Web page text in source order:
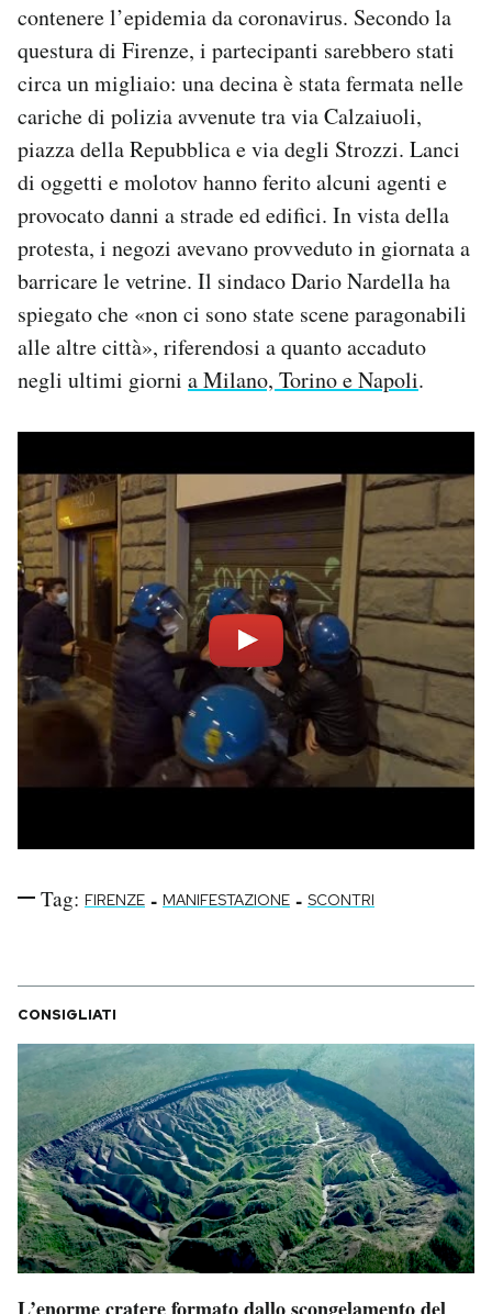
AREA PERSONALE
Area Personale
Newsletter
Notifiche mobile
Regala il Post
Hai bisogno di aiuto?
Esci
contenere l’epidemia da coronavirus. Secondo la
questura di Firenze, i partecipanti sarebbero stati
circa un migliaio: una decina è stata fermata nelle
cariche di polizia avvenute tra via Calzaiuoli,
piazza della Repubblica e via degli Strozzi. Lanci
di oggetti e molotov hanno ferito alcuni agenti e
provocato danni a strade ed edifici. In vista della
protesta, i negozi avevano provveduto in giornata a
barricare le vetrine. Il sindaco Dario Nardella ha
spiegato che «non ci sono state scene paragonabili
alle altre città», riferendosi a quanto accaduto
negli ultimi giorni a Milano, Torino e Napoli.
Tag: FIRENZE - MANIFESTAZIONE - SCONTRI
CONSIGLIATI